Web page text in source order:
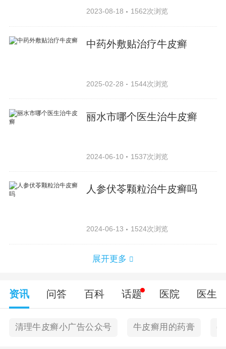
2023-08-18 1562次浏览
中药外敷贴治疗牛皮癣
2025-02-28 1544次浏览
丽水市哪个医生治牛皮癣
2024-06-10 1537次浏览
人参伏苓颗粒治牛皮癣吗
2024-06-13 1524次浏览
展开更多
资讯 问答 百科 话题 医院 医生
清理牛皮癣小广告公众号 牛皮癣用的药膏